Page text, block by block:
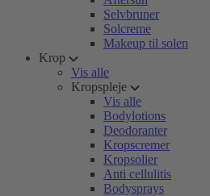
Selvbruner
Solcreme
Makeup til solen
Krop
Vis alle
Kropspleje
Vis alle
Bodylotions
Deodoranter
Kropscremer
Kropsolier
Anti cellulitis
Bodysprays